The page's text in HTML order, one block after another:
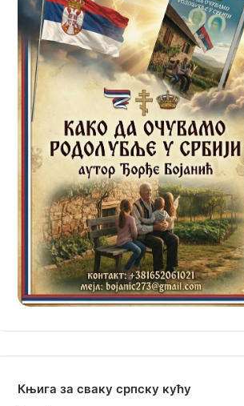
Књига за сваку српску кућу